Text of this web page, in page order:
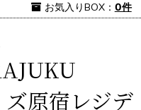
お気入りBOX： 0件
原宿レジデ